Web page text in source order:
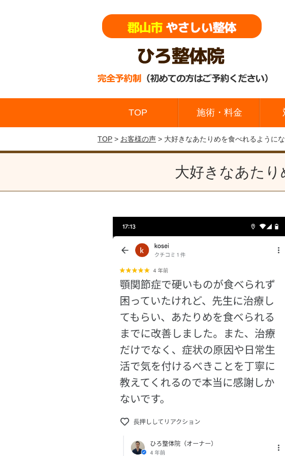
TOP 施術・料金
TOP > お客様の声 > 大好きなあたりめを食べれるようにな
大好きなあたり